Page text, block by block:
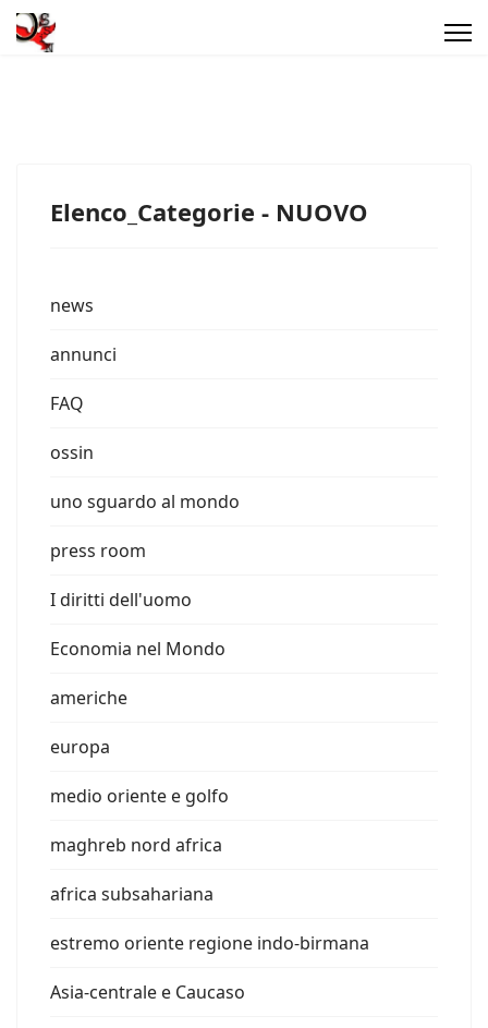
Elenco_Categorie - NUOVO
news
annunci
FAQ
ossin
uno sguardo al mondo
press room
I diritti dell'uomo
Economia nel Mondo
americhe
europa
medio oriente e golfo
maghreb nord africa
africa subsahariana
estremo oriente regione indo-birmana
Asia-centrale e Caucaso